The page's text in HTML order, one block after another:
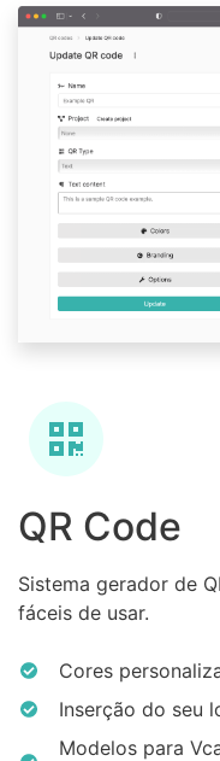
QR Code
Sistema gerador de
fáceis de usar.
Cores
Inserção do seu
Modelos para